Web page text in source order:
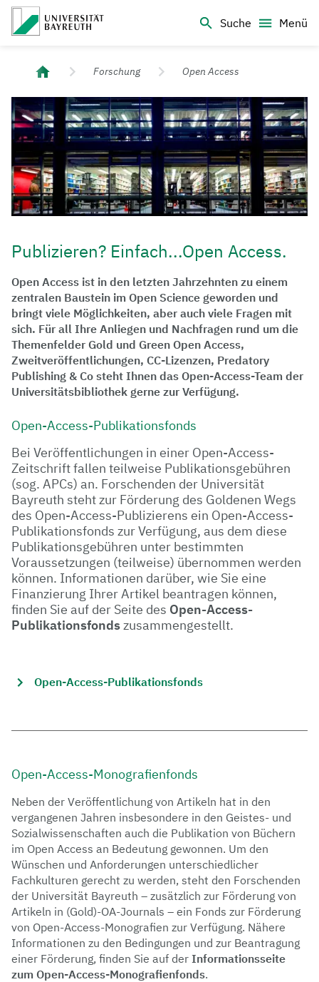
Suche
Menü
Universität Bayreuth – Deine Top-Campus-Uni
Forschung Open Access
Publizieren? Einfach...Open Access.
Open Access ist in den letzten Jahrzehnten zu einem
zentralen Baustein im Open Science geworden und
bringt viele Möglichkeiten, aber auch viele Fragen mit
sich. Für all Ihre Anliegen und Nachfragen rund um die
Themenfelder Gold und Green Open Access,
Zweitveröffentlichungen, CC-Lizenzen, Predatory
Publishing & Co steht Ihnen das Open-Access-Team der
Universitätsbibliothek gerne zur Verfügung.
Open-Access-Publikationsfonds
Bei Veröffentlichungen in einer Open-Access-
Zeitschrift fallen teilweise Publikationsgebühren
(sog. APCs) an. Forschenden der Universität
Bayreuth steht zur Förderung des Goldenen Wegs
des Open-Access-Publizierens ein Open-Access-
Publikationsfonds zur Verfügung, aus dem diese
Publikationsgebühren unter bestimmten
Voraussetzungen (teilweise) übernommen werden
können. Informationen darüber, wie Sie eine
Finanzierung Ihrer Artikel beantragen können,
finden Sie auf der Seite des Open-Access-
Publikationsfondszusammengestellt.
Open-Access-Publikationsfonds
Open-Access-Monografienfonds
Neben der Veröffentlichung von Artikeln hat in den
vergangenen Jahren insbesondere in den Geistes- und
Sozialwissenschaften auch die Publikation von Büchern
im Open Access an Bedeutung gewonnen. Um den
Wünschen und Anforderungen unterschiedlicher
Fachkulturen gerecht zu werden, steht den Forschenden
der Universität Bayreuth – zusätzlich zur Förderung von
Artikeln in (Gold)-OA-Journals – ein Fonds zur Förderung
von Open-Access-Monografien zur Verfügung. Nähere
Informationen zu den Bedingungen und zur Beantragung
einer Förderung, finden Sie auf der Informationsseite
zum Open-Access-Monografienfonds.